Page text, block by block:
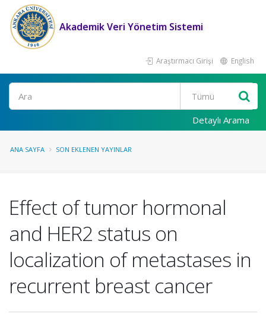
Akademik Veri Yönetim Sistemi
Araştırmacı Girişi English
Ara
Detaylı Arama
ANA SAYFA SON EKLENEN YAYINLAR
Effect of tumor hormonal
and HER2 status on
localization of metastases in
recurrent breast cancer